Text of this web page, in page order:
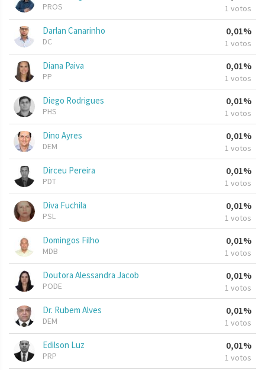
PROS 1 votos
Darlan Canarinho
DC
0,01%
1 votos
Diana Paiva
PP
0,01%
1 votos
Diego Rodrigues
PHS
0,01%
1 votos
Dino Ayres
DEM
0,01%
1 votos
Dirceu Pereira
PDT
0,01%
1 votos
Diva Fuchila
PSL
0,01%
1 votos
Domingos Filho
MDB
0,01%
1 votos
Doutora Alessandra Jacob
PODE
0,01%
1 votos
Dr. Rubem Alves
DEM
0,01%
1 votos
Edilson Luz
PRP
0,01%
1 votos